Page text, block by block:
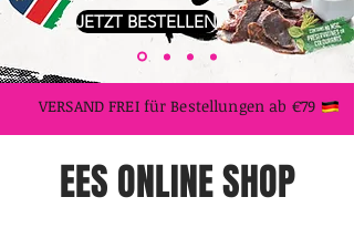
JETZT BESTELLEN
VERSAND FREI für Bestellungen ab €79
EES ONLINE SHOP